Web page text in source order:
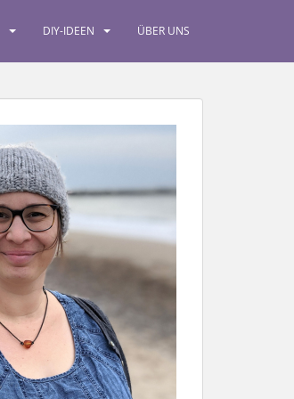
DIY-IDEEN ÜBER UNS